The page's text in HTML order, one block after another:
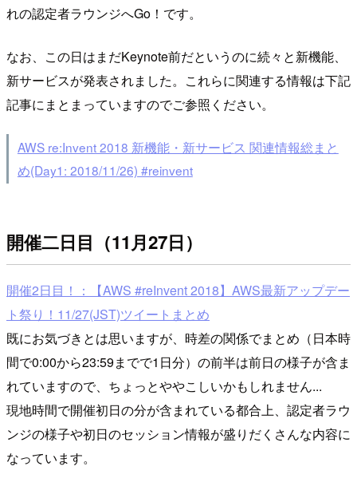
れの認定者ラウンジへGo！です。
なお、この日はまだKeynote前だというのに続々と新機能、
新サービスが発表されました。これらに関連する情報は下記
記事にまとまっていますのでご参照ください。
AWS re:Invent 2018 新機能・新サービス 関連情報総まと
め(Day1: 2018/11/26) #reinvent
開催二日目（11月27日）
開催2日目！：【AWS #reInvent 2018】AWS最新アップデー
ト祭り！11/27(JST)ツイートまとめ
既にお気づきとは思いますが、時差の関係でまとめ（日本時
間で0:00から23:59までで1日分）の前半は前日の様子が含ま
れていますので、ちょっとややこしいかもしれません...
現地時間で開催初日の分が含まれている都合上、認定者ラウ
ンジの様子や初日のセッション情報が盛りだくさんな内容に
なっています。